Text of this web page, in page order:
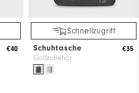
€40
Schnellzugriff
Schuhtasche
Golfzubehör
€35